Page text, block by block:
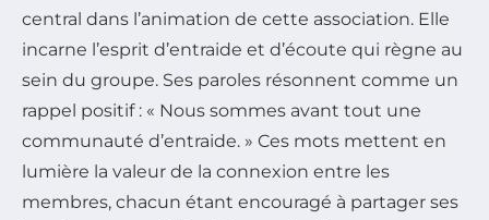
central dans l’animation de cette association. Elle
incarne l’esprit d’entraide et d’écoute qui règne au
sein du groupe. Ses paroles résonnent comme un
rappel positif : « Nous sommes avant tout une
communauté d’entraide. » Ces mots mettent en
lumière la valeur de la connexion entre les
membres, chacun étant encouragé à partager ses